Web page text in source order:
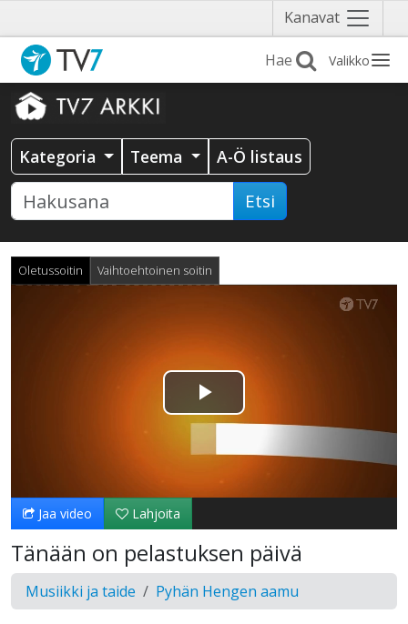
Kanavat Näytä
valikko
Valikko
Kategoria Teema A-Ö listaus
Etsi
Oletussoitin Vaihtoehtoinen soitin
Toista
Video
Jaa video Lahjoita
Tänään on pelastuksen päivä
Musiikki ja taide Pyhän Hengen aamu